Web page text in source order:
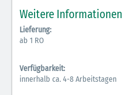
Inodilatatoren (rot-grün)
Antiarrhythmika (rot-blau)
Elektrolyte Kalium (grün-blau)
Weitere Informationen
Lieferung:
ab 1 RO
Verfügbarkeit:
innerhalb ca. 4-8 Arbeitstagen